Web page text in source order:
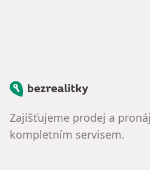
Bezrealitky
Zajišťujeme prodej a
kompletním servisem.